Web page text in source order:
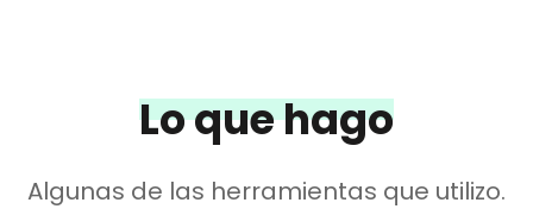
Lo que hago
Algunas de las herramientas que utilizo.